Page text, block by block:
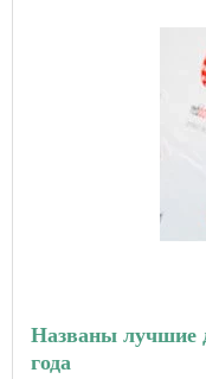
Названы лучшие
года